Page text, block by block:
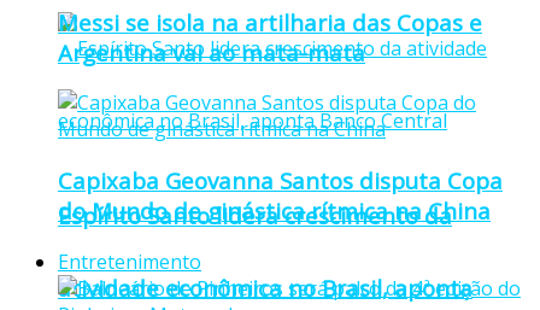
Espírito Santo lidera crescimento da
atividade econômica no Brasil, aponta
Messi se isola na artilharia das Copas e
Argentina vai ao mata-mata
Capixaba Geovanna Santos disputa Copa
do Mundo de ginástica rítmica na China
Entretenimento